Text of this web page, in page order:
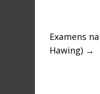
e
s
Examens
Hawing) →